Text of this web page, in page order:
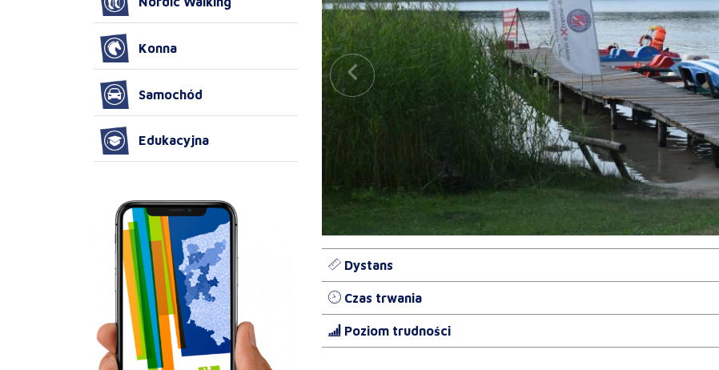
Dystans
Czas trwania
Poziom trudności
Konna
Samochód
Edukacyjna